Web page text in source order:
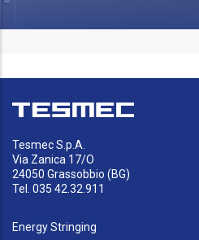
Tesmec S.p.A.
Via Zanica 17/O
24050 Grassobbio (BG)
Tel. 035 42.32.911
Energy Stringing